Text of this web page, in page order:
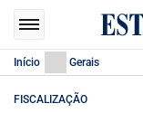
Início Gerais
FISCALIZAÇÃO